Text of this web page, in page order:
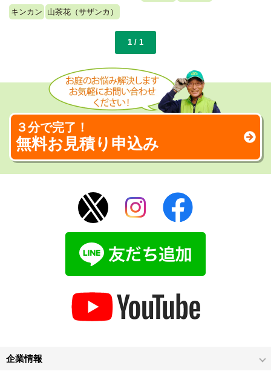
キンカン 山茶花（サザンカ）
1 / 1
３分で完了！
無料お見積り申込み
企業情報